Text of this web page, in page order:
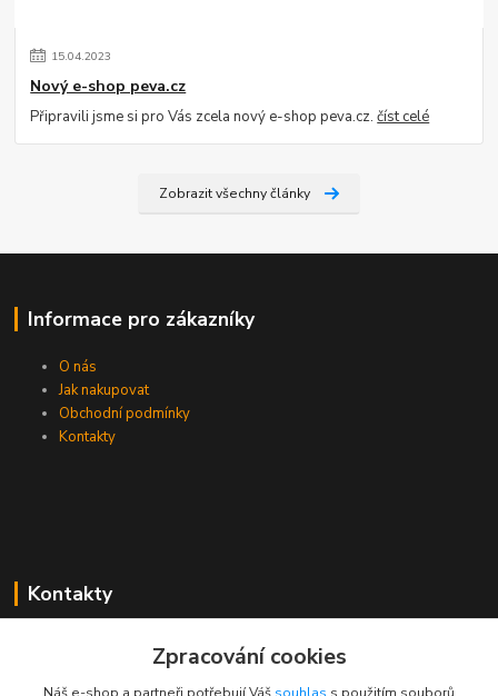
15.04.2023
Nový e-shop peva.cz
Připravili jsme si pro Vás zcela nový e-shop peva.cz.číst celé
Zobrazit všechny články
Informace pro zákazníky
O nás
Jak nakupovat
Obchodní podmínky
Kontakty
Kontakty
+420 733 530 378
(Po-Pá, 8-15 hod.)
Zpracování cookies